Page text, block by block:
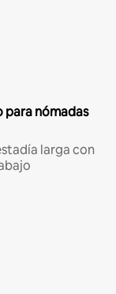
para nómadas
larga con